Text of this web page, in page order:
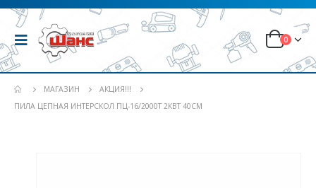
0
МАГАЗИН
АКЦИЯ!!!
ПИЛА ЦЕПНАЯ ИНТЕРСКОЛ ПЦ-16/2000Т 2КВТ 40СМ